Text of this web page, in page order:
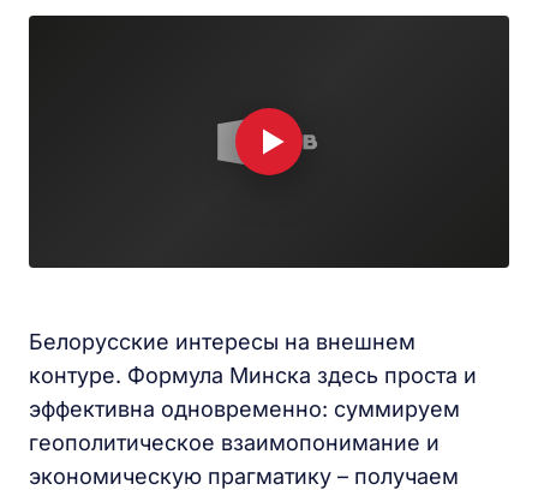
Белорусские интересы на внешнем
контуре. Формула Минска здесь проста и
эффективна одновременно: суммируем
геополитическое взаимопонимание и
экономическую прагматику – получаем